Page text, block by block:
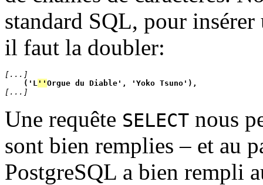
standard SQL, pour insérer
il faut la doubler:
[...]
    ('L
'' Orgue du Diable', 'Yoko Tsuno'),
[...]
Une requête SELECT nous
sont bien remplies – et au
PostgreSQL a bien rempli